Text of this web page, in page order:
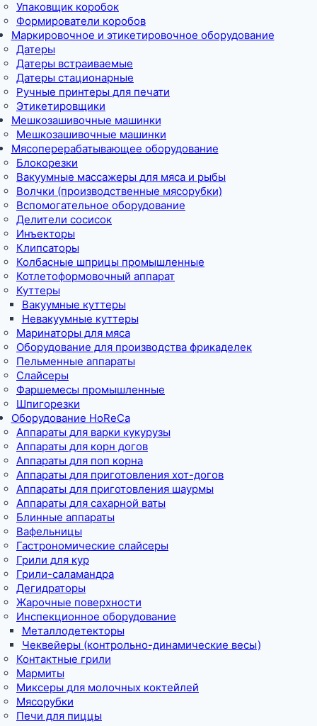
Упаковщик коробок
Формирователи коробов
Маркировочное и этикетировочное оборудование
Датеры
Датеры встраиваемые
Датеры стационарные
Ручные принтеры для печати
Этикетировщики
Мешкозашивочные машинки
Мешкозашивочные машинки
Мясоперерабатывающее оборудование
Блокорезки
Вакуумные массажеры для мяса и рыбы
Волчки (производственные мясорубки)
Вспомогательное оборудование
Делители сосисок
Инъекторы
Клипсаторы
Колбасные шприцы промышленные
Котлетоформовочный аппарат
Куттеры
Вакуумные куттеры
Невакуумные куттеры
Маринаторы для мяса
Оборудование для производства фрикаделек
Пельменные аппараты
Слайсеры
Фаршемесы промышленные
Шпигорезки
Оборудование HoReCa
Аппараты для варки кукурузы
Аппараты для корн догов
Аппараты для поп корна
Аппараты для приготовления хот-догов
Аппараты для приготовления шаурмы
Аппараты для сахарной ваты
Блинные аппараты
Вафельницы
Гастрономические слайсеры
Грили для кур
Грили-саламандра
Дегидраторы
Жарочные поверхности
Инспекционное оборудование
Металлодетекторы
Чеквейеры (контрольно-динамические весы)
Контактные грили
Мармиты
Миксеры для молочных коктейлей
Мясорубки
Печи для пиццы